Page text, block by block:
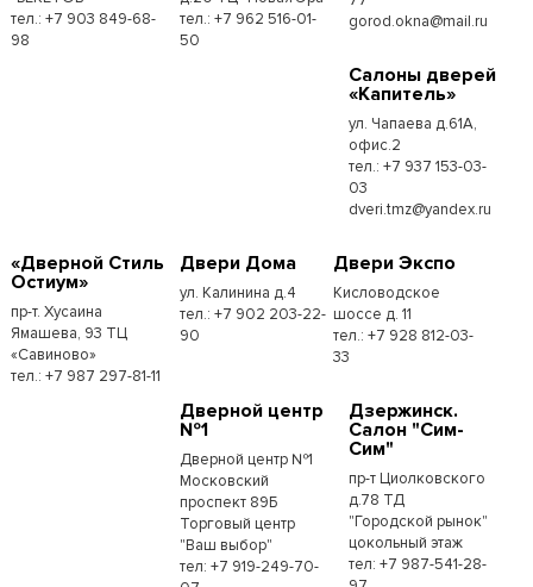
тел.: +7 903 849-68-
98
тел.: +7 962 516-01-
50
gorod.okna@mail.ru
Cалоны дверей
«Капитель»
ул. Чапаева д.61А,
офис.2
тел.: +7 937 153-03-
03
dveri.tmz@yandex.ru
«Дверной Стиль
Остиум»
пр-т. Хусаина
Ямашева, 93 ТЦ
«Савиново»
тел.: +7 987 297-81-11
Двери Дома
ул. Калинина д.4
тел.: +7 902 203-22-
90
Двери Экспо
Кисловодское
шоссе д. 11
тел.: +7 928 812-03-
33
Дверной центр
№1
Дверной центр №1
Московский
проспект 89Б
Торговый центр
"Ваш выбор"
тел: +7 919-249-70-
Дзержинск.
Салон "Сим-
Сим"
пр-т Циолковского
д.78 ТД
"Городской рынок"
цокольный этаж
тел: +7 987-541-28-